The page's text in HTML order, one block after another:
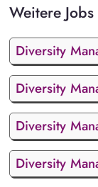
Weitere
Diversity
Diversity
Diversity
Diversity